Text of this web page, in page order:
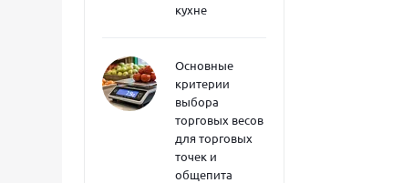
кухне
Основные
критерии
выбора
торговых весов
для торговых
точек и
общепита